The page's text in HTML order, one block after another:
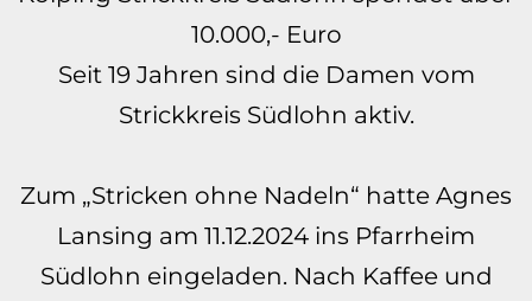
10.000,- Euro
Seit 19 Jahren sind die Damen vom
Strickkreis Südlohn aktiv.
Zum „Stricken ohne Nadeln“ hatte Agnes
Lansing am 11.12.2024 ins Pfarrheim
Südlohn eingeladen. Nach Kaffee und